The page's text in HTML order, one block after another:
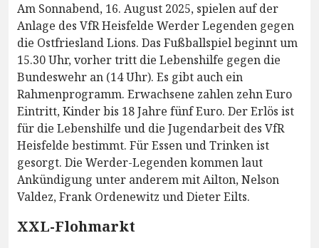
Am Sonnabend, 16. August 2025, spielen auf der
Anlage des VfR Heisfelde Werder Legenden gegen
die Ostfriesland Lions. Das Fußballspiel beginnt um
15.30 Uhr, vorher tritt die Lebenshilfe gegen die
Bundeswehr an (14 Uhr). Es gibt auch ein
Rahmenprogramm. Erwachsene zahlen zehn Euro
Eintritt, Kinder bis 18 Jahre fünf Euro. Der Erlös ist
für die Lebenshilfe und die Jugendarbeit des VfR
Heisfelde bestimmt. Für Essen und Trinken ist
gesorgt. Die Werder-Legenden kommen laut
Ankündigung unter anderem mit Ailton, Nelson
Valdez, Frank Ordenewitz und Dieter Eilts.
XXL-Flohmarkt